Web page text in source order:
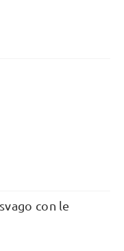
con le